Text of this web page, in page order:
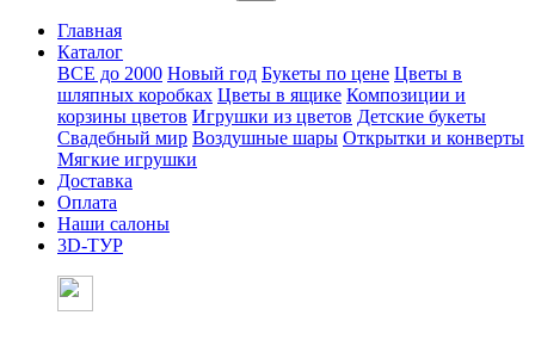
Главная
Каталог
ВСЕ до 2000 Новый год Букеты по цене Цветы в
шляпных коробках Цветы в ящике Композиции и
корзины цветов Игрушки из цветов Детские букеты
Свадебный мир Воздушные шары Открытки и конверты
Мягкие игрушки
Доставка
Оплата
Наши салоны
3D-ТУР